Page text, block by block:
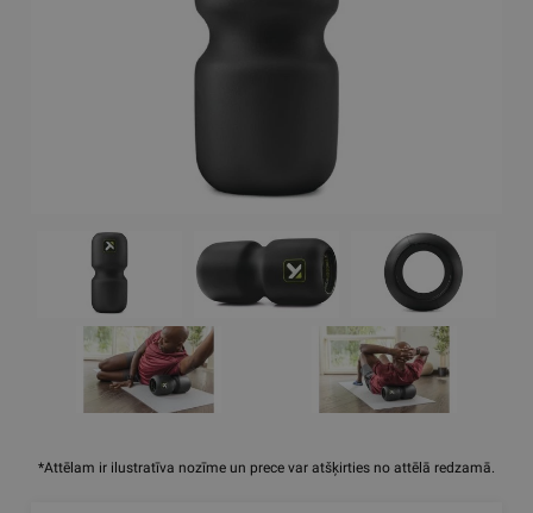
*Attēlam ir ilustratīva nozīme un prece var atšķirties no attēlā redzamā.